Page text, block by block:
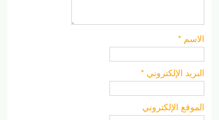
الاسم *
البريد الإلكتروني *
الموقع الإلكتروني